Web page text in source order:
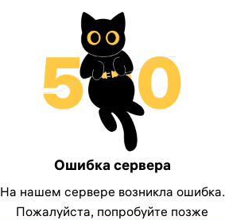
Ошибка сервера
На нашем сервере возникла ошибка.
Пожалуйста, попробуйте позже